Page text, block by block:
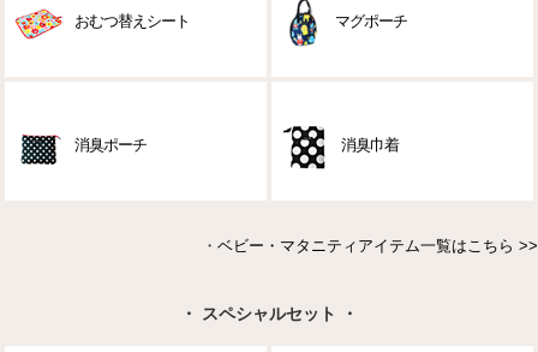
おむつ替えシート マグポーチ
消臭ポーチ 消臭巾着
・ ベビー・マタニティアイテム一覧はこちら >>
・ スペシャルセット ・